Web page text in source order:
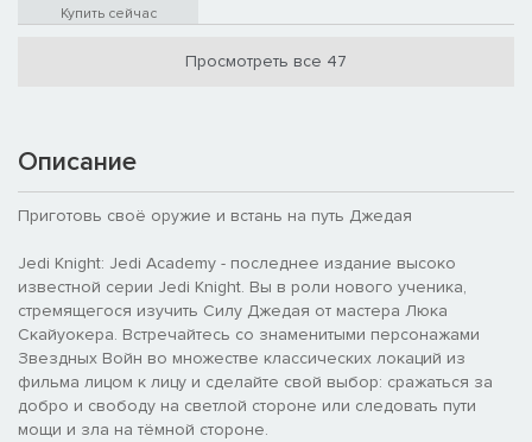
Купить сейчас
Просмотреть все 47
Описание
Приготовь своё оружие и встань на путь Джедая
Jedi Knight: Jedi Academy - последнее издание высоко
известной серии Jedi Knight. Вы в роли нового ученика,
стремящегося изучить Силу Джедая от мастера Люка
Скайуокера. Встречайтесь со знаменитыми персонажами
Звездных Войн во множестве классических локаций из
фильма лицом к лицу и сделайте свой выбор: сражаться за
добро и свободу на светлой стороне или следовать пути
мощи и зла на тёмной стороне.